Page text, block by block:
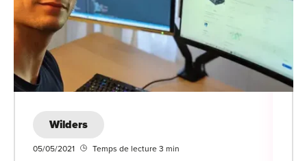
Wilders
05/05/2021 Temps de lecture 3 min